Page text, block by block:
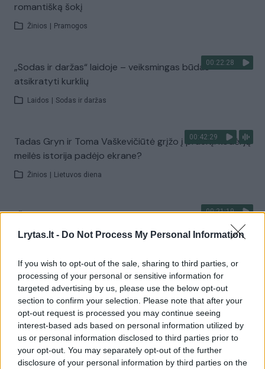
Lrytas.lt - Do Not Process My Personal Information
If you wish to opt-out of the sale, sharing to third parties, or
processing of your personal or sensitive information for
targeted advertising by us, please use the below opt-out
section to confirm your selection. Please note that after your
opt-out request is processed you may continue seeing
interest-based ads based on personal information utilized by
us or personal information disclosed to third parties prior to
your opt-out. You may separately opt-out of the further
disclosure of your personal information by third parties on the
romantišką šokį
Žinios Pramogos
00:22:28
„Sodas ir daržas“ laidoje – veiksmingas būdas
atsikratyti kurklių
Laidos Sodas ir daržas
00:42:29
Tadas Gryn ir Toma Vaškevičiūtė grįžo į praeitį: kodėl jų
meilės istorija padėjo ekrane?
Žinios Lietuvos diena
00:21:19
„Žinios“ 2026-08-08
Laidos | Žinios
Visi įrašai
Žiūrimiausi įrašai